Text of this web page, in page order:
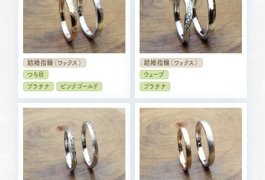
結婚指輪（ワックス）
つち目
プラチナ
ピンクゴールド
結婚指輪（ワックス）
ウェーブ
プラチナ